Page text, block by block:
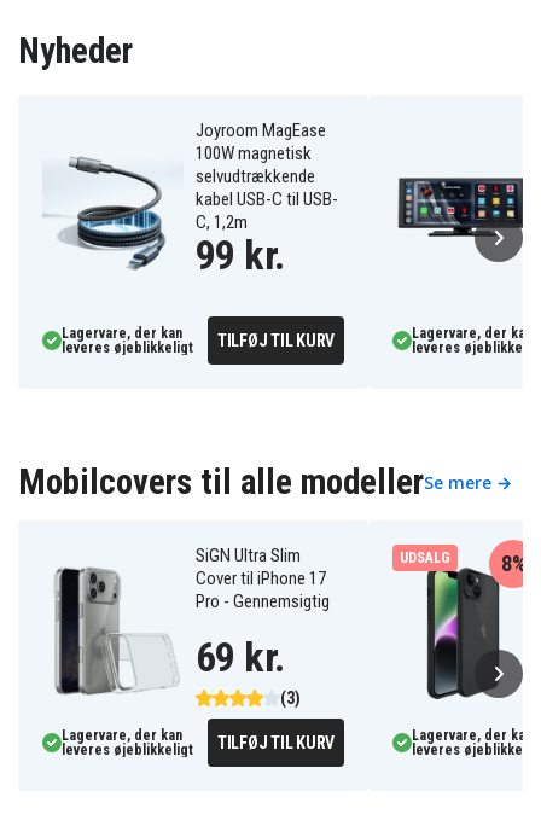
Nyheder
Joyroom MagEase
100W magnetisk
selvudtrækkende
kabel USB-C til USB-
C, 1,2m
99 kr.
Lagervare, der kan
leveres øjeblikkeligt
TILFØJ TIL KURV
Lagervare, der kan
leveres
Mobilcovers til alle modellerSe mere →
SiGN Ultra Slim
Cover til iPhone 17
Pro - Gennemsigtig
(3)
69 kr.
Lagervare, der kan
leveres øjeblikkeligt
TILFØJ TIL KURV
UDSALG 8%
Lagervare, der kan
leveres